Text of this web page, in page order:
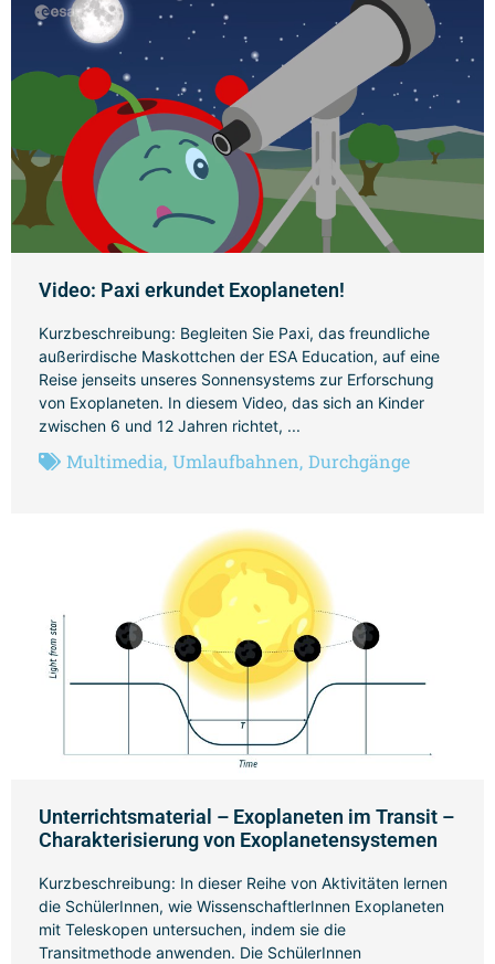
Video: Paxi erkundet Exoplaneten!
Kurzbeschreibung: Begleiten Sie Paxi, das freundliche
außerirdische Maskottchen der ESA Education, auf eine
Reise jenseits unseres Sonnensystems zur Erforschung
von Exoplaneten. In diesem Video, das sich an Kinder
zwischen 6 und 12 Jahren richtet, ...
Multimedia, Umlaufbahnen, Durchgänge
Unterrichtsmaterial – Exoplaneten im Transit –
Charakterisierung von Exoplanetensystemen
Kurzbeschreibung: In dieser Reihe von Aktivitäten lernen
die SchülerInnen, wie WissenschaftlerInnen Exoplaneten
mit Teleskopen untersuchen, indem sie die
Transitmethode anwenden. Die SchülerInnen